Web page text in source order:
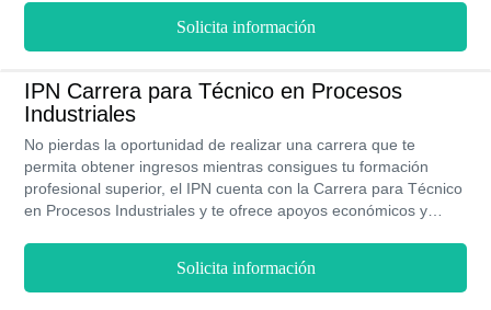
materiales y financieros. Esta carrera puede cursarse a través
de 5 niveles con una modalidad presencial, durante un período
de 4 años a 4 años y medio.
Solicita información
IPN Carrera para Técnico en Procesos
Industriales
No pierdas la oportunidad de realizar una carrera que te
permita obtener ingresos mientras consigues tu formación
profesional superior, el IPN cuenta con la Carrera para Técnico
en Procesos Industriales y te ofrece apoyos económicos y
estudio y costo muy bajos en los 16 campos aliados que
componen el Instituto Politécnico Nacional. Si te interesa esta
Solicita información